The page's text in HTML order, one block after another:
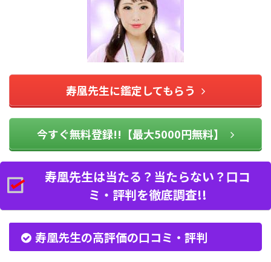
寿凰先生に鑑定してもらう
今すぐ無料登録!!【最大5000円無料】
寿凰先生は当たる？当たらない？口コ
ミ・評判を徹底調査!!
寿凰先生の高評価の口コミ・評判